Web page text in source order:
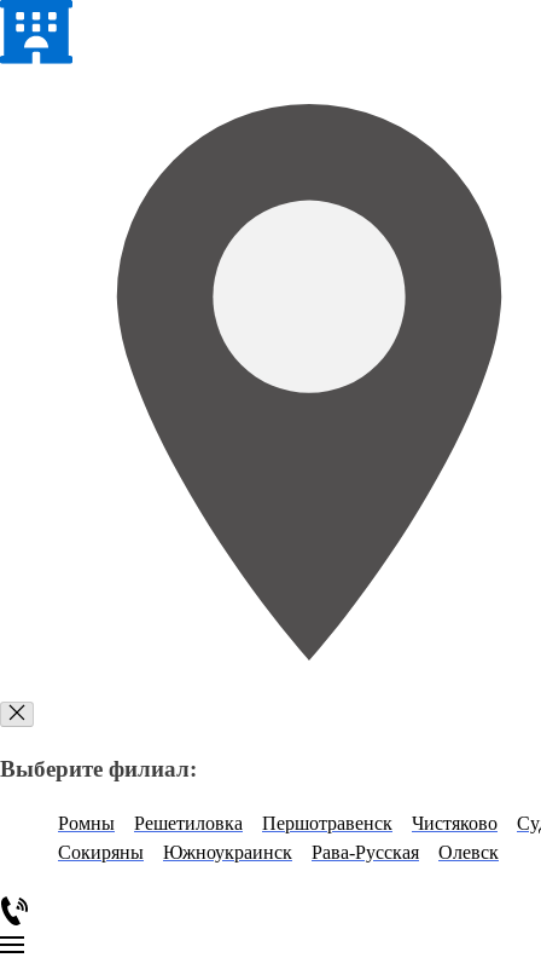
Выберите филиал:
Ромны Решетиловка Першотравенск Чистяково
Сокиряны
Южноукраинск Рава-Русская Олевск